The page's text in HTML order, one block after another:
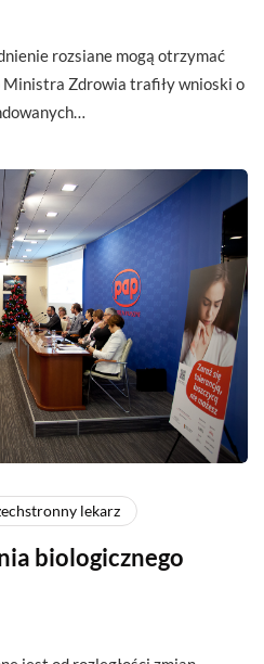
rozsiane mogą otrzymać
Zdrowia trafiły wnioski o
lekarz
biologicznego